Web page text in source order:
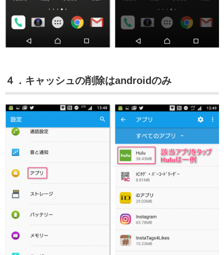
４．キャッシュの削除はandroidのみ